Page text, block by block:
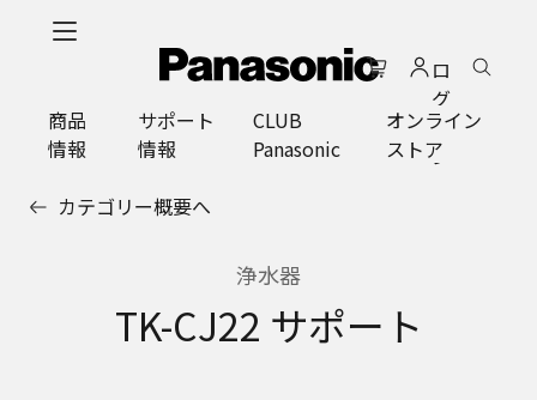
ロ
グ
イ
ン
商品
情報
サポート
情報
CLUB
Panasonic
オンライン
ストア
カテゴリー概要へ
浄水器
TK-CJ22 サポート